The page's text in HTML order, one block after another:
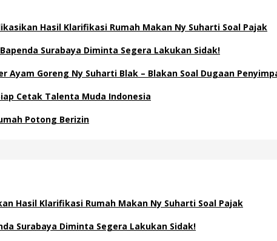
Hasil Klarifikasi Rumah Makan Ny Suharti Soal Pajak
Surabaya Diminta Segera Lakukan Sidak!
Ayam Goreng Ny Suharti Blak – Blakan Soal Dugaan
Cetak Talenta Muda Indonesia
Potong Berizin
Hasil Klarifikasi Rumah Makan Ny Suharti Soal Pajak
Surabaya Diminta Segera Lakukan Sidak!